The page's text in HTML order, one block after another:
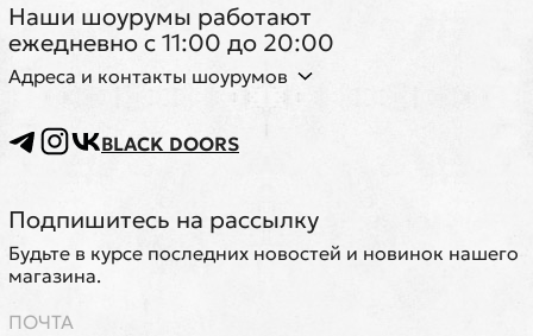
Наши шоурумы работают
ежедневно с 11:00 до 20:00
Адреса и контакты шоурумов
BLACK DOORS
Подпишитесь на рассылку
Будьте в курсе последних новостей и новинок нашего
магазина.